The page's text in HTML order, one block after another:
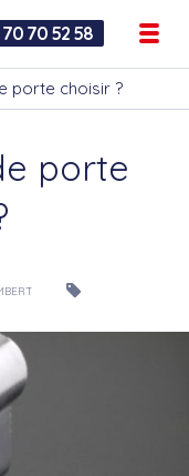
70 52 58
porte choisir ?
porte